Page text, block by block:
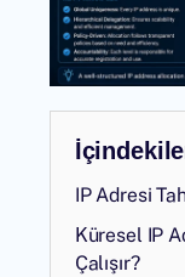
IP Adresi
Küresel IP
Çalışır?